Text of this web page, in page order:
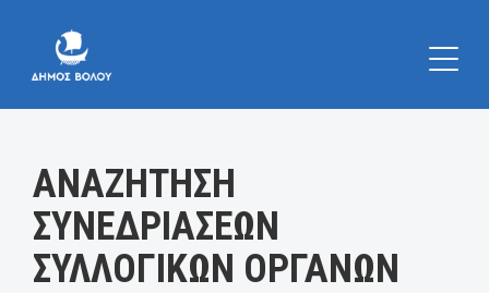
ΑΝΑΖΗΤΗΣΗ
ΣΥΝΕΔΡΙΑΣΕΩΝ
ΣΥΛΛΟΓΙΚΩΝ ΟΡΓΑΝΩΝ